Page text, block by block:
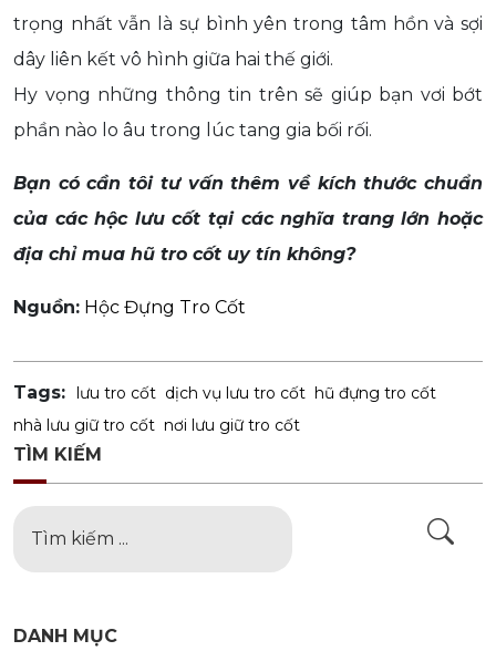
trọng nhất vẫn là sự bình yên trong tâm hồn và sợi
dây liên kết vô hình giữa hai thế giới.
Hy vọng những thông tin trên sẽ giúp bạn vơi bớt
phần nào lo âu trong lúc tang gia bối rối.
Bạn có cần tôi tư vấn thêm về kích thước chuẩn
của các hộc lưu cốt tại các nghĩa trang lớn hoặc
địa chỉ mua hũ tro cốt uy tín không?
Nguồn: Hộc Đựng Tro Cốt
Tags: lưu tro cốt dịch vụ lưu tro cốt hũ đựng tro cốt
nhà lưu giữ tro cốt nơi lưu giữ tro cốt
TÌM KIẾM
DANH MỤC